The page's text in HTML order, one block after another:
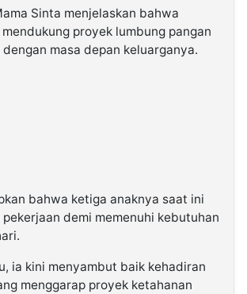
Sinta menjelaskan bahwa
proyek lumbung pangan
masa depan keluarganya.
bahwa ketiga anaknya saat ini
demi memenuhi kebutuhan
ia kini menyambut baik kehadiran
menggarap proyek ketahanan